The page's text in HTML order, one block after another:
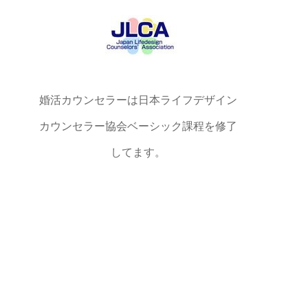
婚活カウンセラーは日本ライフデザイン
カウンセラー協会ベーシック課程を修了
してます。